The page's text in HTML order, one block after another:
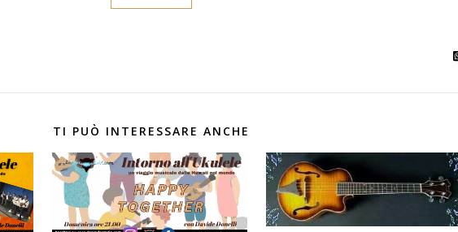
TI PUÒ INTERESSARE ANCHE